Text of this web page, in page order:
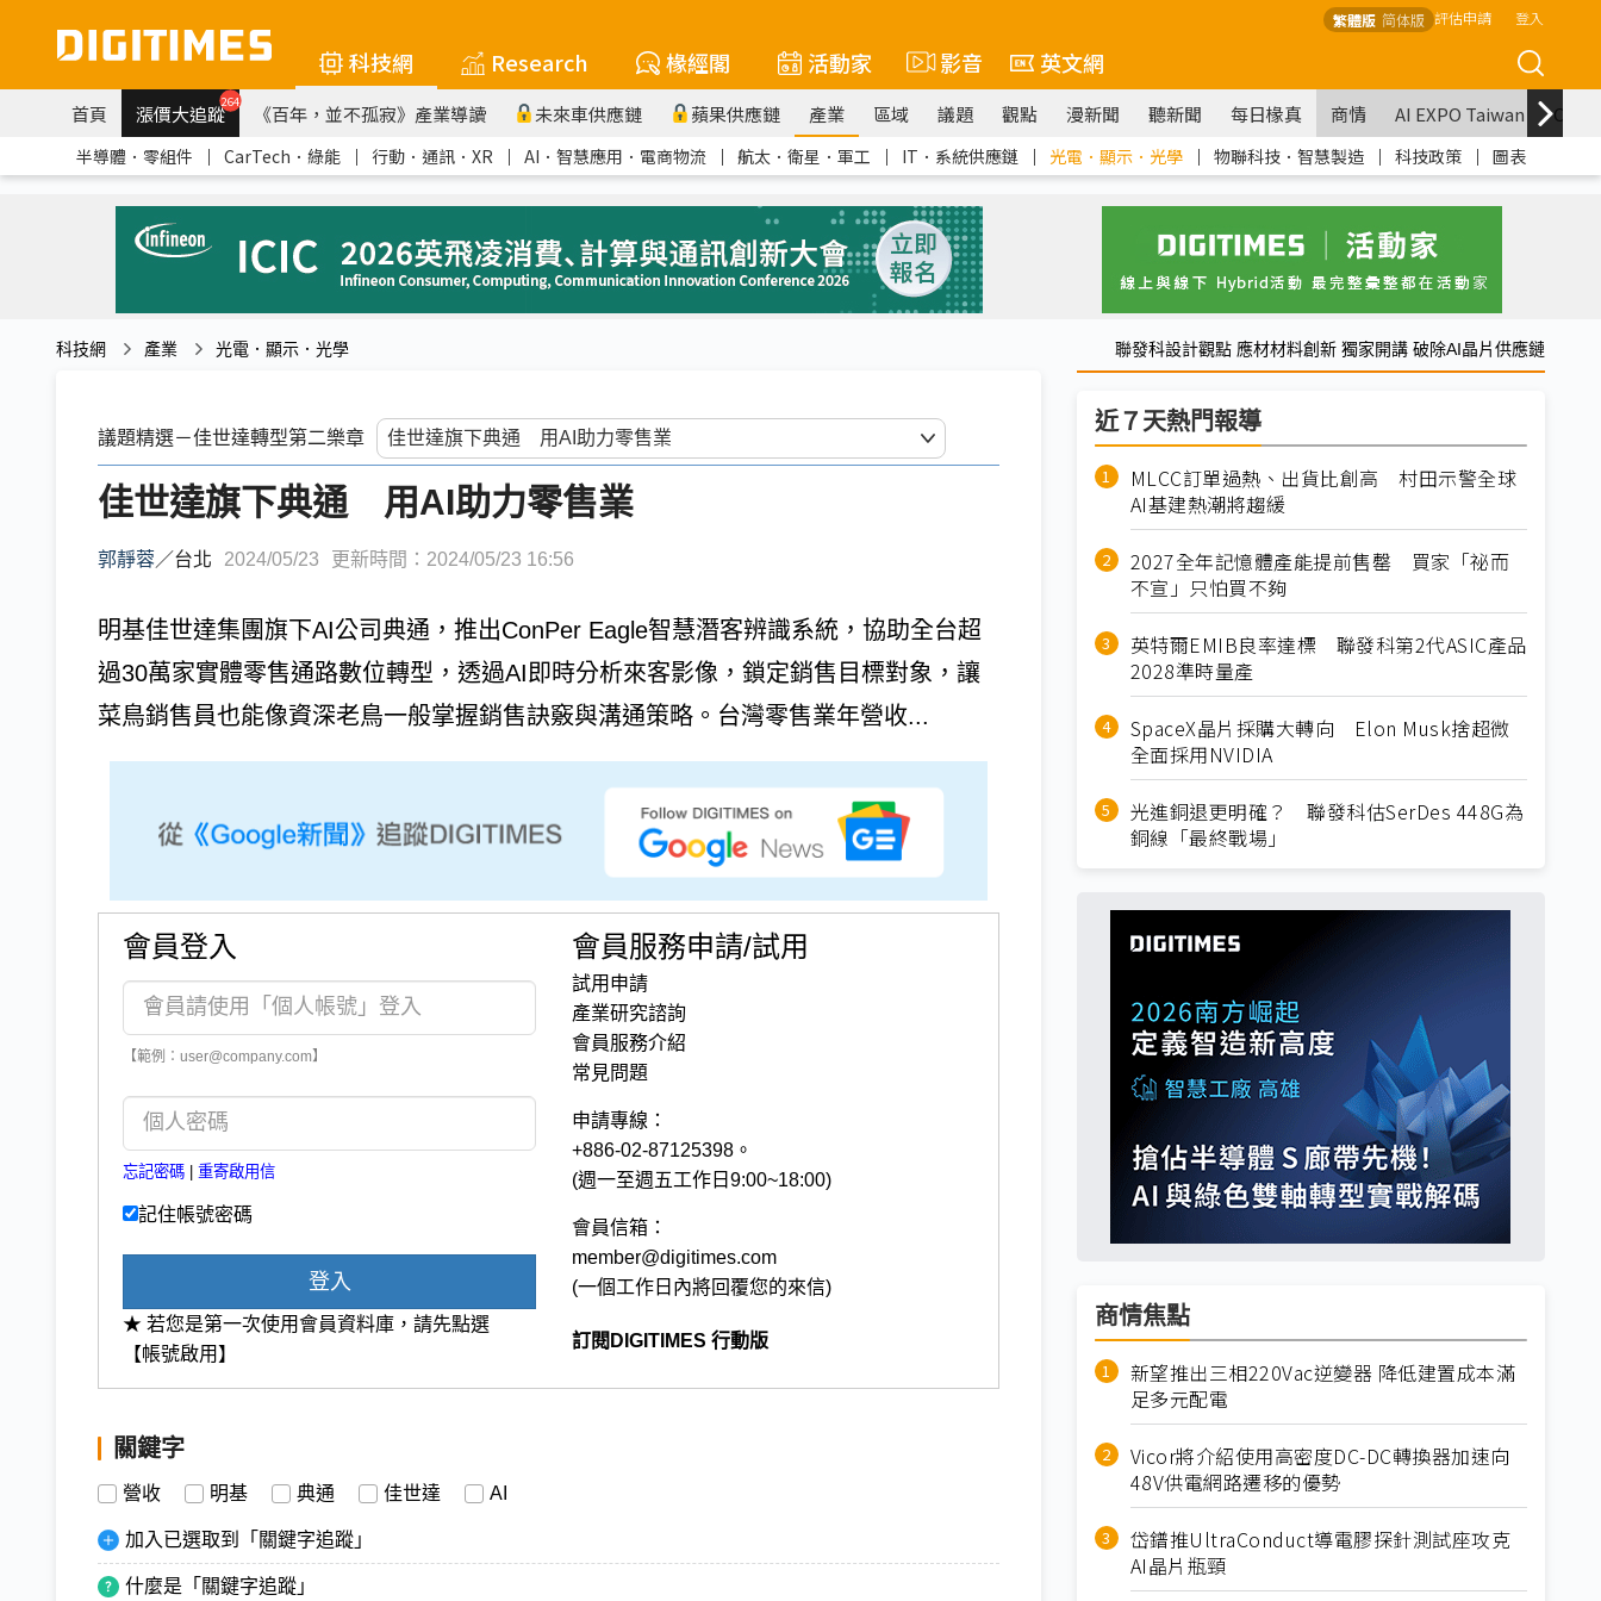
繁體版 简体版 評估申請 登入
科技網 Research 椽經閣 活動家 影音 英文網
首頁 漲價大追蹤264 《百年，並不孤寂》產業導讀 未來車供應鏈 蘋果供應鏈 產業 區域 議題 觀點 漫新聞 聽新聞 每日椽真 商情 AI EXPO Taiwan
半導體．零組件 ｜ CarTech．綠能 ｜ 行動．通訊．XR ｜ AI．智慧應用．電商物流 ｜ 航太．衛星．軍工 ｜ IT．系統供應鏈 ｜ 光電．顯示．光學 ｜ 物聯科技．智慧製造 ｜ 科技政策 ｜ 圖表
科技網 產業 光電．顯示．光學 聯發科設計觀點 應材材料創新 獨家開講 破除AI晶片供應鏈
議題精選－佳世達轉型第二樂章
佳世達旗下典通 用AI助力零售業
郭靜蓉／台北 2024/05/23 更新時間：2024/05/23 16:56
明基佳世達集團旗下AI公司典通，推出ConPer Eagle智慧潛客辨識系統，協助全台超
過30萬家實體零售通路數位轉型，透過AI即時分析來客影像，鎖定銷售目標對象，讓
菜鳥銷售員也能像資深老鳥一般掌握銷售訣竅與溝通策略。台灣零售業年營收...
會員登入
【範例：user@company.com】
忘記密碼 重寄啟用信
記住帳號密碼
登入
★ 若您是第一次使用會員資料庫，請先點選
【帳號啟用】
會員服務申請/試用
試用申請
產業研究諮詢
會員服務介紹
常見問題
申請專線：
+886-02-87125398。
(週一至週五工作日9:00~18:00)
會員信箱：
member@digitimes.com
(一個工作日內將回覆您的來信)
訂閱DIGITIMES 行動版
關鍵字
營收 明基 典通 佳世達 AI
加入已選取到「關鍵字追蹤」
什麼是「關鍵字追蹤」
近７天熱門報導
MLCC訂單過熱、出貨比創高 村田示警全球
AI基建熱潮將趨緩
2027全年記憶體產能提前售罄 買家「祕而
不宣」只怕買不夠
英特爾EMIB良率達標 聯發科第2代ASIC產品
2028準時量產
SpaceX晶片採購大轉向 Elon Musk捨超微
全面採用NVIDIA
光進銅退更明確？ 聯發科估SerDes 448G為
銅線「最終戰場」
商情焦點
新望推出三相220Vac逆變器 降低建置成本滿
足多元配電
Vicor將介紹使用高密度DC-DC轉換器加速向
48V供電網路遷移的優勢
岱鐠推UltraConduct導電膠探針測試座攻克
AI晶片瓶頸